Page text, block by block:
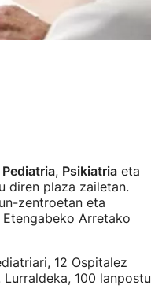
Pediatria, Psikiatriaeta
diren plaza zailetan.
zentroetan eta
Arretako
12 Ospitalez
Lurraldeka, 100 lanpostu